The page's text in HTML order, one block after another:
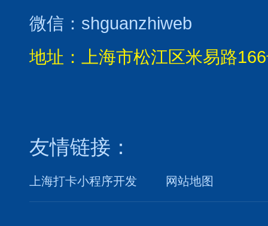
微信：shguanzhiweb
地址：上海市松江区米易路
友情链接：
上海打卡小程序开发 网站地图